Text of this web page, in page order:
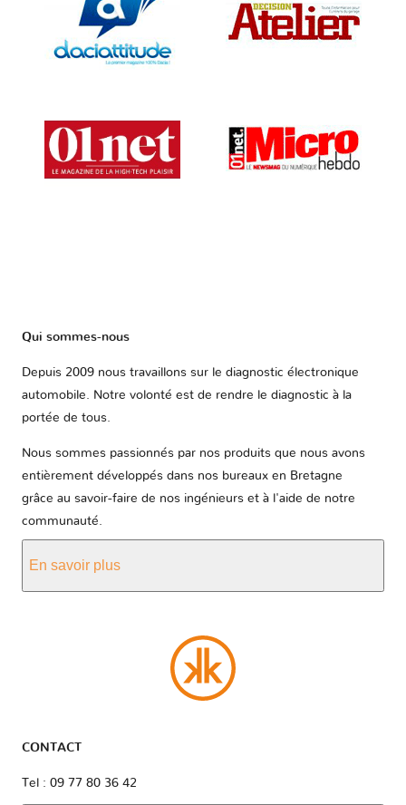
Qui sommes-nous
Depuis 2009 nous travaillons sur le diagnostic électronique
automobile. Notre volonté est de rendre le diagnostic à la
portée de tous.
Nous sommes passionnés par nos produits que nous avons
entièrement développés dans nos bureaux en Bretagne
grâce au savoir-faire de nos ingénieurs et à l'aide de notre
communauté.
En savoir plus
CONTACT
Tel : 09 77 80 36 42